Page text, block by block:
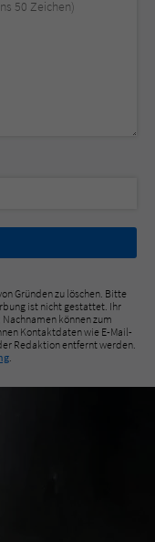
Gründen zu löschen. Bitte
ist nicht gestattet. Ihr
können zum
Kontaktdaten wie E-Mail-
Redaktion entfernt werden.
.